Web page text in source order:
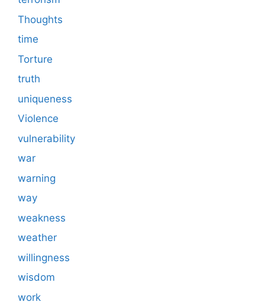
Thoughts
time
Torture
truth
uniqueness
Violence
vulnerability
war
warning
way
weakness
weather
willingness
wisdom
work